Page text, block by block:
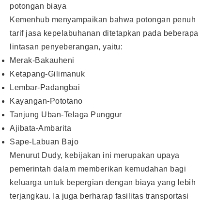
potongan biaya
Kemenhub menyampaikan bahwa potongan penuh
tarif jasa kepelabuhanan ditetapkan pada beberapa
lintasan penyeberangan, yaitu:
Merak-Bakauheni
Ketapang-Gilimanuk
Lembar-Padangbai
Kayangan-Pototano
Tanjung Uban-Telaga Punggur
Ajibata-Ambarita
Sape-Labuan Bajo
Menurut Dudy, kebijakan ini merupakan upaya
pemerintah dalam memberikan kemudahan bagi
keluarga untuk bepergian dengan biaya yang lebih
terjangkau. Ia juga berharap fasilitas transportasi